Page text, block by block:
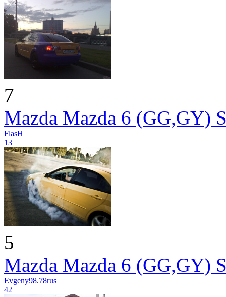
7
Mazda Mazda 6 (GG,GY)
FlasH
13
5
Mazda Mazda 6 (GG,GY)
Evgeny98.78rus
42